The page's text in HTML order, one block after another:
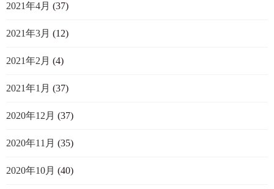
2021年4月 (37)
2021年3月 (12)
2021年2月 (4)
2021年1月 (37)
2020年12月 (37)
2020年11月 (35)
2020年10月 (40)